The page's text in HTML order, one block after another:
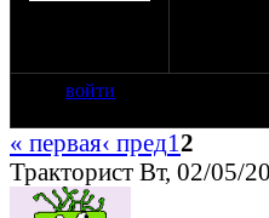
войти
« первая‹ пред12
Тракторист Вт, 02/05/